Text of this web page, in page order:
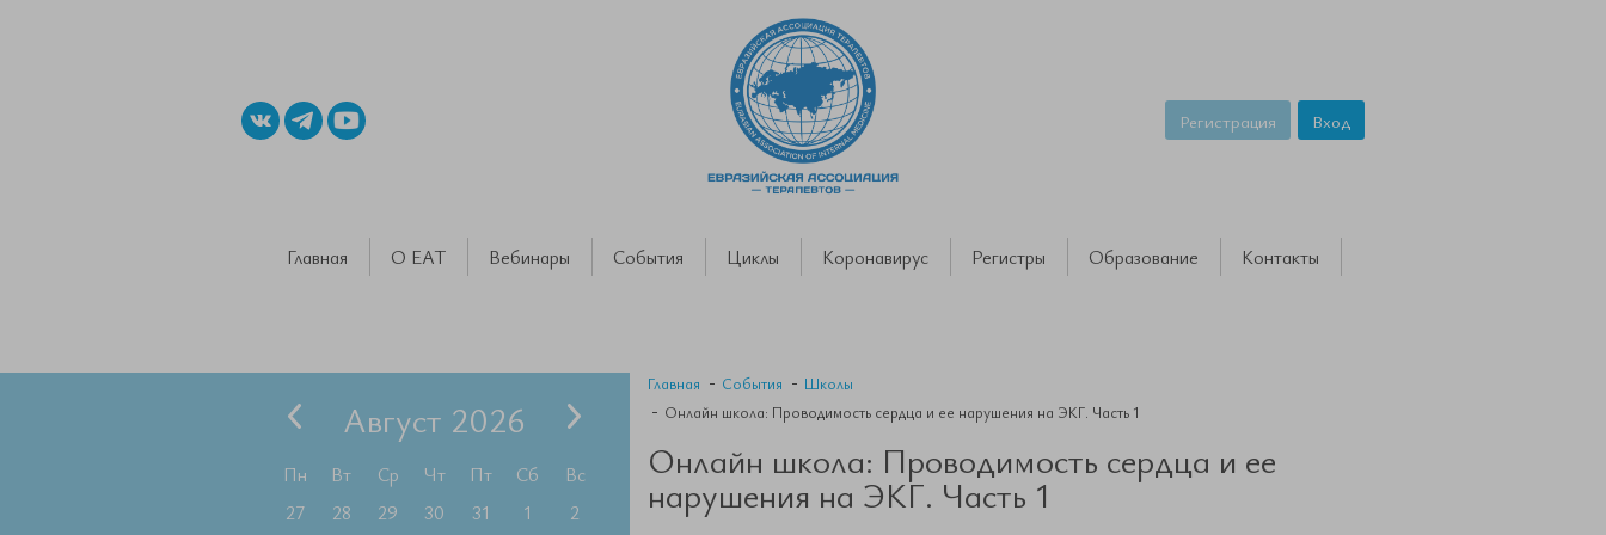
Регистрация Вход
Главная О ЕАТ Вебинары События Циклы Коронавирус Регистры Образование Контакты
Август 2026
Пн Вт Ср Чт Пт Сб
Вс
27
28 29 30 31 1
2
Главная События
Школы
Онлайн школа: Проводимость сердца и ее нарушения на ЭКГ. Часть 1
Онлайн школа: Проводимость сердца и ее
нарушения на ЭКГ. Часть 1